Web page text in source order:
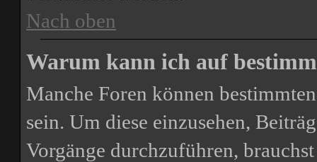
Nach oben
Warum kann ich auf
Manche Foren können
sein. Um diese einzusehen,
Vorgänge durchzuführen,